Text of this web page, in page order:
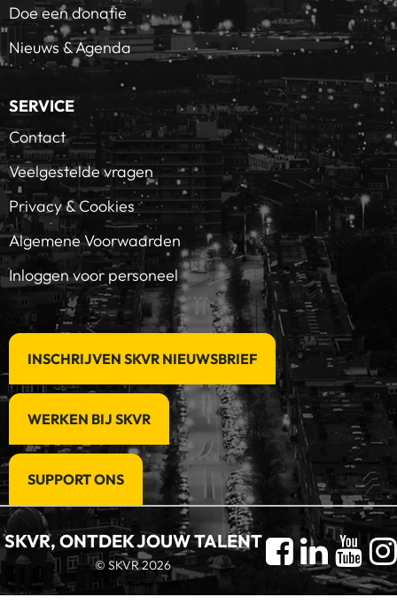
Doe een donatie
Nieuws & Agenda
SERVICE
Contact
Veelgestelde vragen
Privacy & Cookies
Algemene Voorwaarden
Inloggen voor personeel
INSCHRIJVEN SKVR NIEUWSBRIEF
WERKEN BIJ SKVR
SUPPORT ONS
SKVR, ONTDEK JOUW TALENT
© SKVR 2026